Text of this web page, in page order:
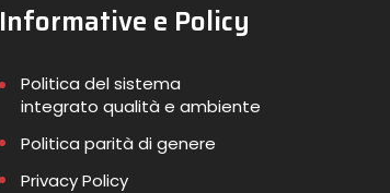
Informative e Policy
Politica del sistema
integrato qualità e ambiente
Politica parità di genere
Privacy Policy